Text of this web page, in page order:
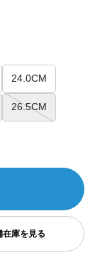
24.0CM
26.5CM